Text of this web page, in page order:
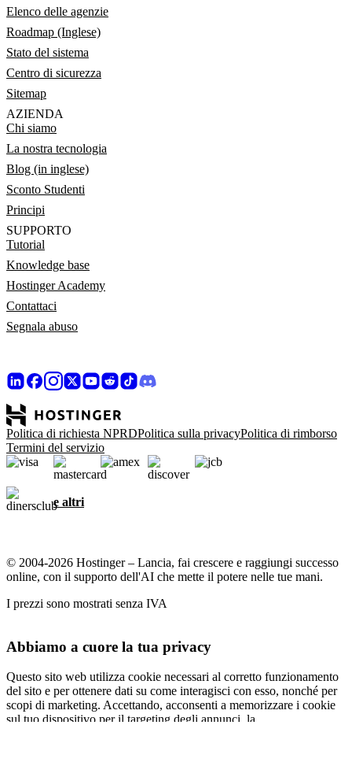
Elenco delle agenzie
Roadmap (Inglese)
Stato del sistema
Centro di sicurezza
Sitemap
AZIENDA
Chi siamo
La nostra tecnologia
Blog (in inglese)
Sconto Studenti
Principi
SUPPORTO
Tutorial
Knowledge base
Hostinger Academy
Contattaci
Segnala abuso
Politica di richiesta NPRDPolitica sulla privacyPolitica di rimborso
Termini del servizio
e altri
© 2004-2026 Hostinger – Lancia, fai crescere e raggiungi successo
online, con il supporto dell'AI che mette il potere nelle tue mani.
I prezzi sono mostrati senza IVA
Abbiamo a cuore la tua privacy
Questo sito web utilizza cookie necessari al corretto funzionamento
del sito e per ottenere dati su come interagisci con esso, nonché per
scopi di marketing. Accettando, acconsenti a memorizzare i cookie
sul tuo dispositivo per il targeting degli annunci, la